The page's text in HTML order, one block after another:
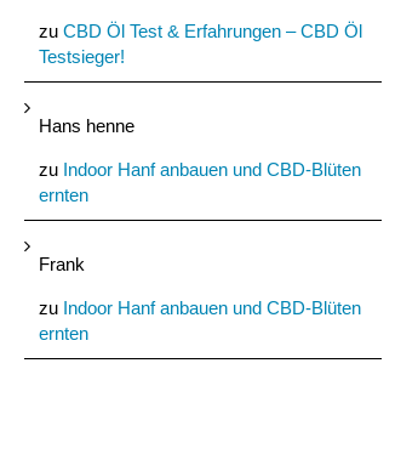
CBD Blüten im Online
Shop kaufen oder selber
Juli 30th, 2022 | 0 Kommentare Juli 29th, 2022 | 0
zu CBD Öl Test & Erfahrungen – CBD Öl
Testsieger!
Hans henne
zu Indoor Hanf anbauen und CBD-Blüten
ernten
Frank
zu Indoor Hanf anbauen und CBD-Blüten
ernten